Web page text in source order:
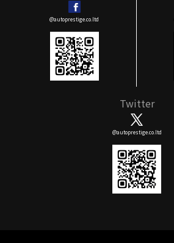
@autoprestige.co.ltd
Twitter
@autoprestige.co.ltd